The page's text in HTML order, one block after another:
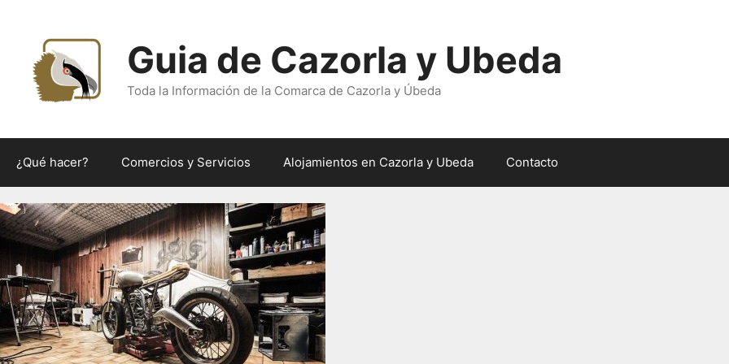
contenido
Guia de Cazorla y Ubeda
Toda la Información de la Comarca de Cazorla y Úbeda
¿Qué hacer? Comercios y Servicios Alojamientos en Cazorla y Ubeda Contacto